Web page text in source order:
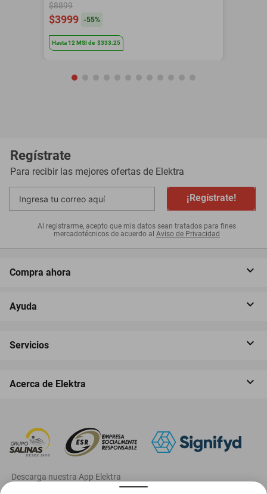
$8899
$3999 -55%
Hasta12 MSIde $333.25
Regístrate
Para recibir las mejores ofertas de Elektra
¡Regístrate!
Al registrarme, acepto que mis datos sean tratados para fines
mercadotécnicos de acuerdo al Aviso de Privacidad
Compra ahora
Ayuda
Servicios
Acerca de Elektra
‎ Descarga nuestra App Elektra